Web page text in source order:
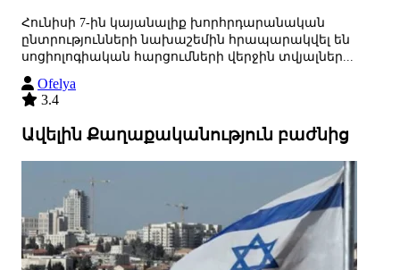
Հունիսի 7-ին կայանալիք խորհրդարանական
ընտրությունների նախաշեմին հրապարակվել են
սոցիոլոգիական հարցումների վերջին տվյալներ...
Ofelya
3.4
Ավելին Քաղաքականություն բաժնից